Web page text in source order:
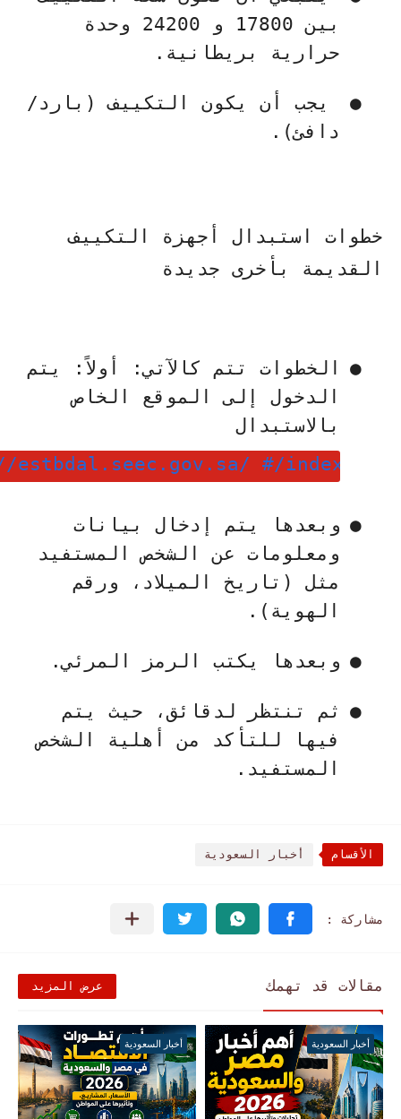
بين 17800 و 24200 وحدة
حرارية بريطانية.
●
يجب أن يكون التكييف (بارد/
دافئ).
خطوات استبدال أجهزة التكييف
القديمة بأخرى جديدة
●
الخطوات تتم كالآتي: أولاً: يتم
الدخول إلى الموقع الخاص
بالاستبدال
#/index
● وبعدها يتم إدخال بيانات
ومعلومات عن الشخص المستفيد
مثل (تاريخ الميلاد، ورقم
الهوية).
● وبعدها يكتب الرمز المرئي.
● ثم تنتظر لدقائق، حيث يتم
فيها للتأكد من أهلية الشخص
المستفيد.
الأقسام أخبار السعودية
مقالات قد تهمك عرض المزيد
أخبار السعودية أخبار السعودية